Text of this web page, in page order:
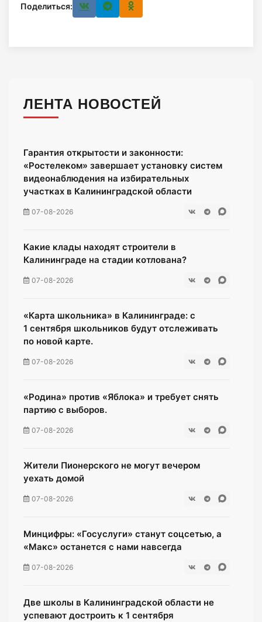
Поделиться:
ЛЕНТА НОВОСТЕЙ
Гарантия открытости и законности:
«Ростелеком» завершает установку систем
видеонаблюдения на избирательных
участках в Калининградской области
07-08-2026
Какие клады находят строители в
Калининграде на стадии котлована?
07-08-2026
«Карта школьника» в Калининграде: с
1 сентября школьников будут отслеживать
по новой карте.
07-08-2026
«Родина» против «Яблока» и требует снять
партию с выборов.
07-08-2026
Жители Пионерского не могут вечером
уехать домой
07-08-2026
Минцифры: «Госуслуги» станут соцсетью, а
«Макс» останется с нами навсегда
07-08-2026
Две школы в Калининградской области не
успевают достроить к 1 сентября